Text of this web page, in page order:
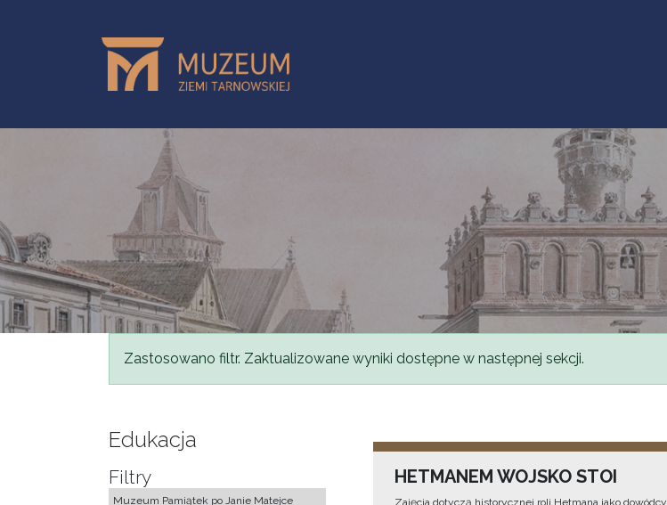
Komunikat
Zastosowano filtr. Zaktualizowane wyniki dostępne w następnej sekcji.
Edukacja
Filtry
Muzeum Pamiątek po Janie Matejce
HETMANEM WOJSKO STOI